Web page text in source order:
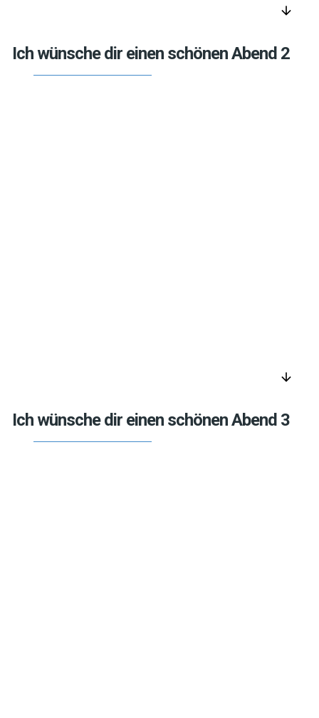
arrow_downward
Ich wünsche dir einen schönen Abend 2
arrow_downward
Ich wünsche dir einen schönen Abend 3